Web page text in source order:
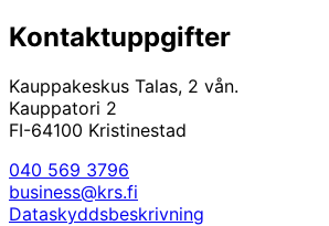
Kontaktuppgifter
Kauppakeskus Talas, 2 vån.
Kauppatori 2
FI-64100 Kristinestad
040 569 3796
business@krs.fi
Dataskyddsbeskrivning